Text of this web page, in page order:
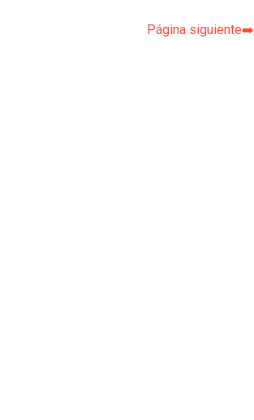
Página siguiente➡️